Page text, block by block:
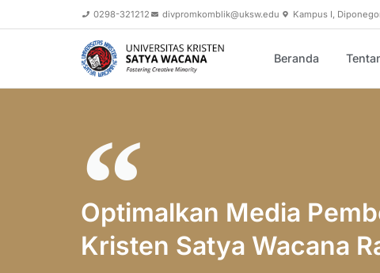
0298-321212 divpromkomblik@uksw.edu Kampus I,
Beranda
Optimalkan Media
Kristen Satya Wacana